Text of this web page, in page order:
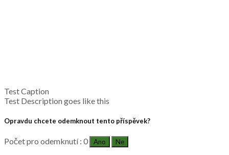
Test Caption
Test Description goes like this
Opravdu chcete odemknout tento příspěvek?
Počet pro odemknutí : 0 Ano Ne